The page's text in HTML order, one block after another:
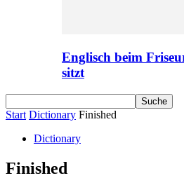
Englisch beim
sitzt
Start Dictionary Finished
Dictionary
Finished